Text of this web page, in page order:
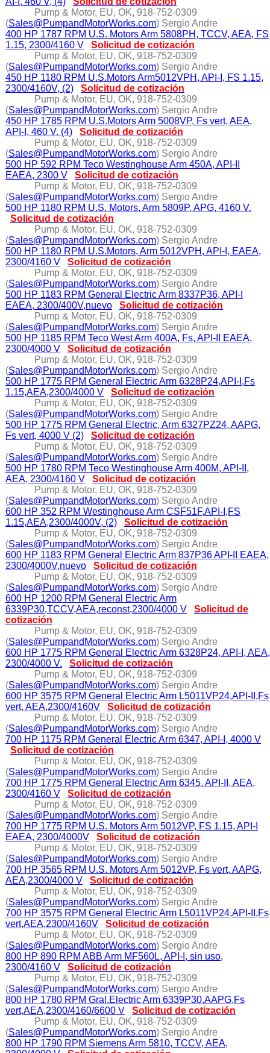
Pump & Motor, EU, OK, 918-752-0309
(Sales@PumpandMotorWorks.com) Sergio Andre
400 HP 1787 RPM U.S. Motors Arm 5808PH, TCCV, AEA, FS
1.15, 2300/4160 V
Solicitud de cotización
Pump & Motor, EU, OK, 918-752-0309
(Sales@PumpandMotorWorks.com) Sergio Andre
450 HP 1180 RPM U.S.Motors Arm5012VPH, API-I, FS 1.15,
2300/4160V, (2)
Solicitud de cotización
Pump & Motor, EU, OK, 918-752-0309
(Sales@PumpandMotorWorks.com) Sergio Andre
450 HP 1785 RPM U.S.Motors Arm 5008VP, Fs vert, AEA,
API-I, 460 V. (4)
Solicitud de cotización
Pump & Motor, EU, OK, 918-752-0309
(Sales@PumpandMotorWorks.com) Sergio Andre
500 HP 592 RPM Teco Westinghouse Arm 450A, API-II
EAEA, 2300 V
Solicitud de cotización
Pump & Motor, EU, OK, 918-752-0309
(Sales@PumpandMotorWorks.com) Sergio Andre
500 HP 1180 RPM U.S. Motors, Arm 5809P, APG, 4160 V.
Solicitud de cotización
Pump & Motor, EU, OK, 918-752-0309
(Sales@PumpandMotorWorks.com) Sergio Andre
500 HP 1180 RPM U.S.Motors, Arm 5012VPH, API-I, EAEA,
2300/4160 V
Solicitud de cotización
Pump & Motor, EU, OK, 918-752-0309
(Sales@PumpandMotorWorks.com) Sergio Andre
500 HP 1183 RPM General Electric Arm 8337P36, API-I
EAEA, 2300/400V,nuevo
Solicitud de cotización
Pump & Motor, EU, OK, 918-752-0309
(Sales@PumpandMotorWorks.com) Sergio Andre
500 HP 1185 RPM Teco West Arm 400A, Fs, API-II EAEA,
2300/4000 V
Solicitud de cotización
Pump & Motor, EU, OK, 918-752-0309
(Sales@PumpandMotorWorks.com) Sergio Andre
500 HP 1775 RPM General Electric Arm 6328P24,API-I,Fs
1.15,AEA,2300/4000 V
Solicitud de cotización
Pump & Motor, EU, OK, 918-752-0309
(Sales@PumpandMotorWorks.com) Sergio Andre
500 HP 1775 RPM General Electric, Arm 6327PZ24, AAPG,
Fs vert, 4000 V (2)
Solicitud de cotización
Pump & Motor, EU, OK, 918-752-0309
(Sales@PumpandMotorWorks.com) Sergio Andre
500 HP 1780 RPM Teco Westinghouse Arm 400M, API-II,
AEA, 2300/4160 V
Solicitud de cotización
Pump & Motor, EU, OK, 918-752-0309
(Sales@PumpandMotorWorks.com) Sergio Andre
600 HP 352 RPM Westinghouse Arm CSF51F,API-I,FS
1.15,AEA,2300/4000V, (2)
Solicitud de cotización
Pump & Motor, EU, OK, 918-752-0309
(Sales@PumpandMotorWorks.com) Sergio Andre
600 HP 1183 RPM General Electric Arm 837P36 API-II EAEA,
2300/4000V,nuevo
Solicitud de cotización
Pump & Motor, EU, OK, 918-752-0309
(Sales@PumpandMotorWorks.com) Sergio Andre
600 HP 1200 RPM General Electric Arm
6339P30,TCCV,AEA,reconst,2300/4000 V
Solicitud de
cotización
Pump & Motor, EU, OK, 918-752-0309
(Sales@PumpandMotorWorks.com) Sergio Andre
600 HP 1775 RPM General Electric Arm 6328P24, API-I, AEA,
2300/4000 V.
Solicitud de cotización
Pump & Motor, EU, OK, 918-752-0309
(Sales@PumpandMotorWorks.com) Sergio Andre
600 HP 3575 RPM General Electric Arm L5011VP24,API-II,Fs
vert, AEA,2300/4160V
Solicitud de cotización
Pump & Motor, EU, OK, 918-752-0309
(Sales@PumpandMotorWorks.com) Sergio Andre
700 HP 1175 RPM General Electric Arm 6347, API-I, 4000 V
Solicitud de cotización
Pump & Motor, EU, OK, 918-752-0309
(Sales@PumpandMotorWorks.com) Sergio Andre
700 HP 1775 RPM General Electric Arm 6345, API-II, AEA,
2300/4160 V
Solicitud de cotización
Pump & Motor, EU, OK, 918-752-0309
(Sales@PumpandMotorWorks.com) Sergio Andre
700 HP 1775 RPM U.S. Motors Arm 5012VP, FS 1.15, API-I
EAEA, 2300/4000V
Solicitud de cotización
Pump & Motor, EU, OK, 918-752-0309
(Sales@PumpandMotorWorks.com) Sergio Andre
700 HP 3565 RPM U.S. Motors Arm 5012VP, Fs vert, AAPG,
AEA,2300/4000 V
Solicitud de cotización
Pump & Motor, EU, OK, 918-752-0309
(Sales@PumpandMotorWorks.com) Sergio Andre
700 HP 3575 RPM General Electric Arm L5011VP24,API-II,Fs
vert,AEA,2300/4160V
Solicitud de cotización
Pump & Motor, EU, OK, 918-752-0309
(Sales@PumpandMotorWorks.com) Sergio Andre
800 HP 890 RPM ABB Arm MF560L, API-I, sin uso,
2300/4160 V
Solicitud de cotización
Pump & Motor, EU, OK, 918-752-0309
(Sales@PumpandMotorWorks.com) Sergio Andre
800 HP 1780 RPM Gral.Electric Arm 6339P30,AAPG,Fs
vert,AEA,2300/4160/6600 V
Solicitud de cotización
Pump & Motor, EU, OK, 918-752-0309
(Sales@PumpandMotorWorks.com) Sergio Andre
800 HP 1790 RPM Siemens Arm 5810, TCCV, AEA,